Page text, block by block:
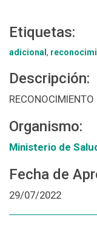
Etiquetas:
adicional ,
Descripción:
Organismo:
Ministerio de
Fecha de
29/07/2022